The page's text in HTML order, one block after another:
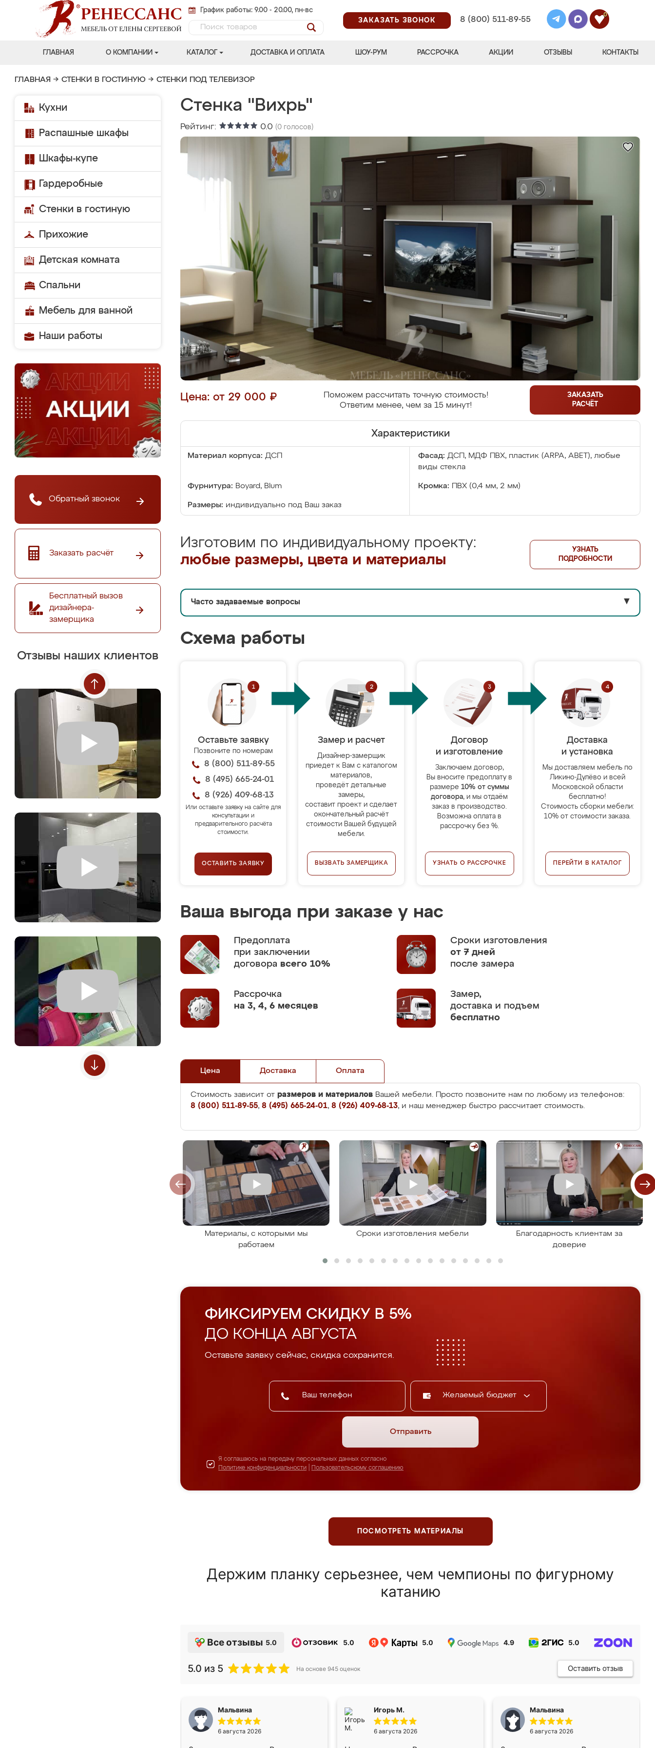
График работы: 9.00 - 20.00, пн-вс
ЗАКАЗАТЬ ЗВОНОК
8 (800) 511-89-55
0
ГЛАВНАЯ О КОМПАНИИ КАТАЛОГ ДОСТАВКА И ОПЛАТА ШОУ-РУМ РАССРОЧКА АКЦИИ ОТЗЫВЫ КОНТАКТЫ
ГЛАВНАЯ → СТЕНКИ В ГОСТИНУЮ → СТЕНКИ ПОД ТЕЛЕВИЗОР
Кухни
Распашные шкафы
Шкафы-купе
Гардеробные
Стенки в гостиную
Прихожие
Детская комната
Спальни
Мебель для ванной
Наши работы
Обратный звонок
Заказать расчёт
Бесплатный вызов
дизайнера-
замерщика
Отзывы наших клиентов
Стенка "Вихрь"
Рейтинг: 0.0 (0 голосов)
Цена: от 29 000 ₽
Поможем рассчитать точную стоимость!
Ответим менее, чем за 15 минут!
ЗАКАЗАТЬ
РАСЧЁТ
Характеристики
Материал корпуса: ДСП Фасад: ДСП, МДФ ПВХ, пластик (ARPA, ABET), любые
виды стекла
Фурнитура: Boyard, Blum Кромка: ПВХ (0,4 мм, 2 мм)
Размеры: индивидуально под Ваш заказ
Изготовим по индивидуальному проекту:
любые размеры, цвета и материалы
УЗНАТЬ
ПОДРОБНОСТИ
Часто задаваемые вопросы ▼
Схема работы
Оставьте заявку
Позвоните по номерам
8 (800) 511-89-55
8 (495) 665-24-01
8 (926) 409-68-13
Или оставьте заявку на сайте для
консультации и
предварительного расчёта
стоимости.
ОСТАВИТЬ ЗАЯВКУ
Замер и расчет
Дизайнер-замерщик
приедет к Вам с каталогом
материалов,
проведёт детальные
замеры,
составит проект и сделает
окончательный расчёт
стоимости Вашей будущей
мебели.
ВЫЗВАТЬ ЗАМЕРЩИКА
Договор
и изготовление
Заключаем договор,
Вы вносите предоплату в
размере 10% от суммы
договора, и мы отдаём
заказ в производство.
Возможна оплата в
рассрочку без %.
УЗНАТЬ О РАССРОЧКЕ
Доставка
и установка
Мы доставляем мебель по
Ликино-Дулёво и всей
Московской области
бесплатно!
Стоимость сборки мебели:
10% от стоимости заказа.
ПЕРЕЙТИ В КАТАЛОГ
Ваша выгода при заказе у нас
Предоплата
при заключении
договора всего 10%
Сроки изготовления
от 7 дней
после замера
Рассрочка
на 3, 4, 6 месяцев
Замер,
доставка и подъем
бесплатно
Цена Доставка Оплата
Стоимость зависит от размеров и материалов Вашей мебели. Просто позвоните нам по любому из телефонов:
8 (800) 511-89-55, 8 (495) 665-24-01, 8 (926) 409-68-13, и наш менеджер быстро рассчитает стоимость.
Материалы, с которыми мы
работаем
Сроки изготовления мебели
Благодарность клиентам за
доверие
ФИКСИРУЕМ СКИДКУ В 5%
ДО КОНЦА АВГУСТА
Оставьте заявку сейчас, скидка сохранится.
Желаемый бюджет
Отправить
Я соглашаюсь на передачу персональных данных согласно
Политике конфиденциальности
Пользовательскому соглашению
ПОСМОТРЕТЬ МАТЕРИАЛЫ
Держим планку серьезнее, чем чемпионы по фигурному
катанию
Все отзывы 5.0 5.0 5.0 4.9 5.0
5.0 из 5 На основе 945 оценок Оставить отзыв
Мальвина
6 августа 2026
Игорь М.
6 августа 2026
Мальвина
6 августа 2026